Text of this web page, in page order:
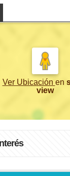
Ver Ubicación en
view